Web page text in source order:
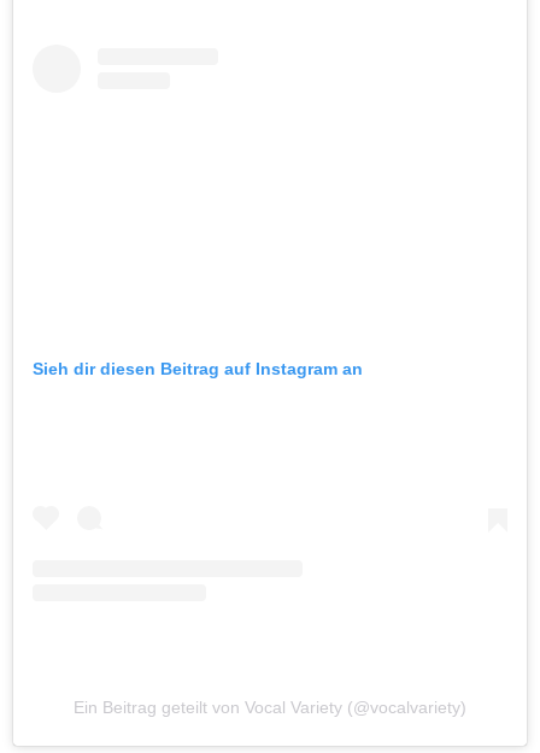
Sieh dir diesen Beitrag auf Instagram an
Ein Beitrag geteilt von Vocal Variety (@vocalvariety)